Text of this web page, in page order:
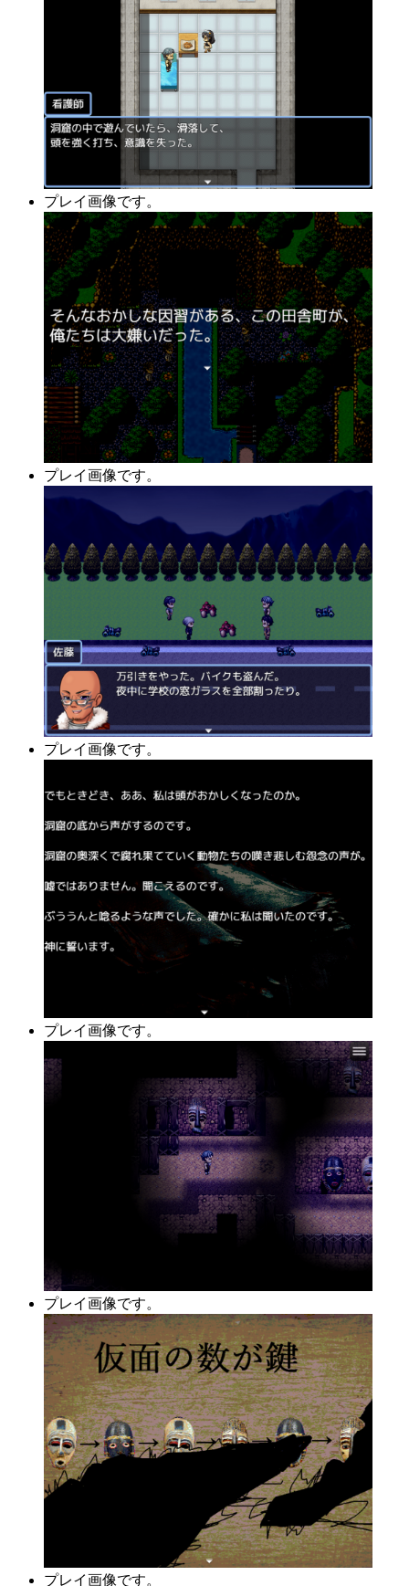
プレイ画像です。
プレイ画像です。
プレイ画像です。
プレイ画像です。
プレイ画像です。
プレイ画像です。